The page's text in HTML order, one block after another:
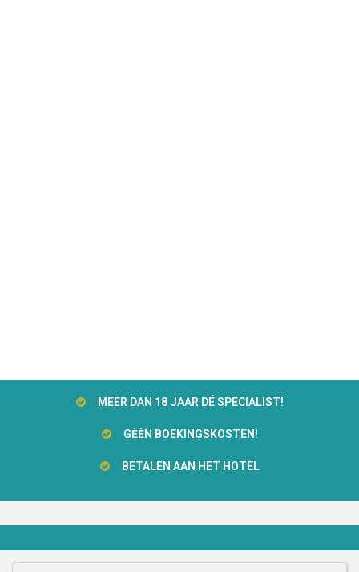
MEER DAN 18 JAAR DÉ SPECIALIST!
GĖĖN BOEKINGSKOSTEN!
BETALEN AAN HET HOTEL